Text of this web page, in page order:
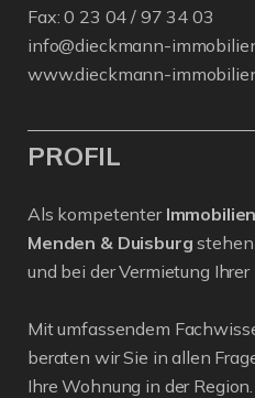
Fax: 0 23 04 / 97 34 03
info@dieckmann-
www.dieckmann-
PROFIL
Als kompetenter
Menden & Duisburg
und bei der Vermietung Ihrer
Mit umfassendem
beraten wir Sie in allen
Ihre Wohnung in der